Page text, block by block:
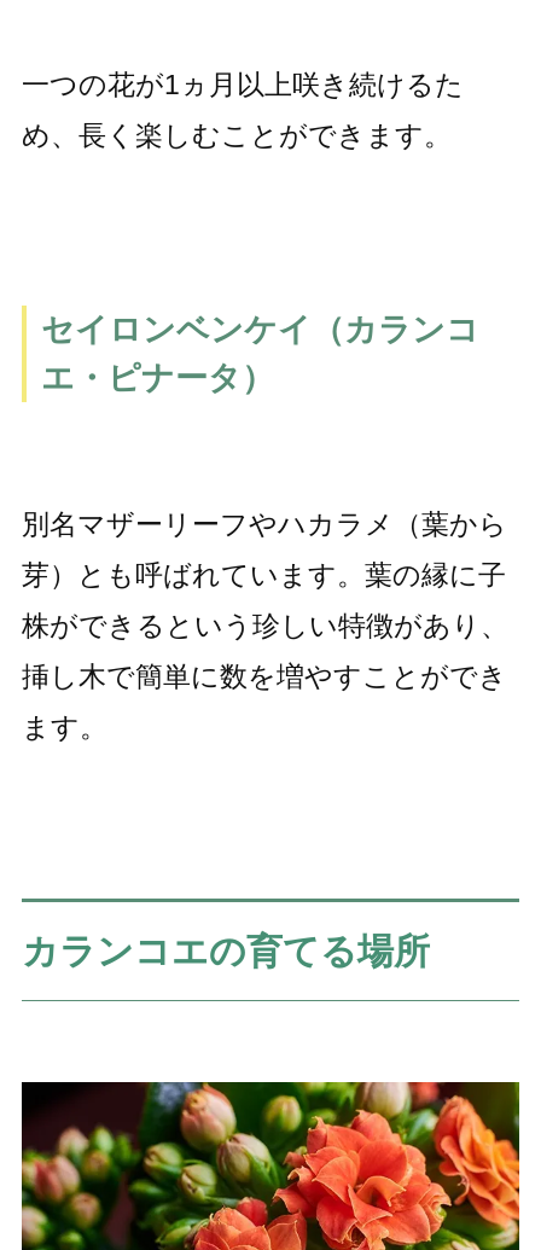
一つの花が1ヵ月以上咲き続けるた
め、長く楽しむことができます。
セイロンベンケイ（カランコ
エ・ピナータ）
別名マザーリーフやハカラメ（葉から
芽）とも呼ばれています。葉の縁に子
株ができるという珍しい特徴があり、
挿し木で簡単に数を増やすことができ
ます。
カランコエの育てる場所